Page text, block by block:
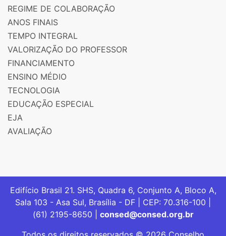
REGIME DE COLABORAÇÃO
ANOS FINAIS
TEMPO INTEGRAL
VALORIZAÇÃO DO PROFESSOR
FINANCIAMENTO
ENSINO MÉDIO
TECNOLOGIA
EDUCAÇÃO ESPECIAL
EJA
AVALIAÇÃO
Edifício Brasil 21. SHS, Quadra 6, Conjunto A, Bloco A,
Sala 103 - Asa Sul, Brasília - DF | CEP: 70.316-100 |
(61) 2195-8650 | consed@consed.org.br